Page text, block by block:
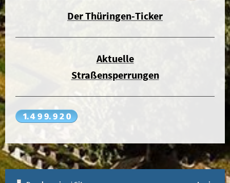
Der Thüringen-Ticker
Aktuelle
Straßensperrungen